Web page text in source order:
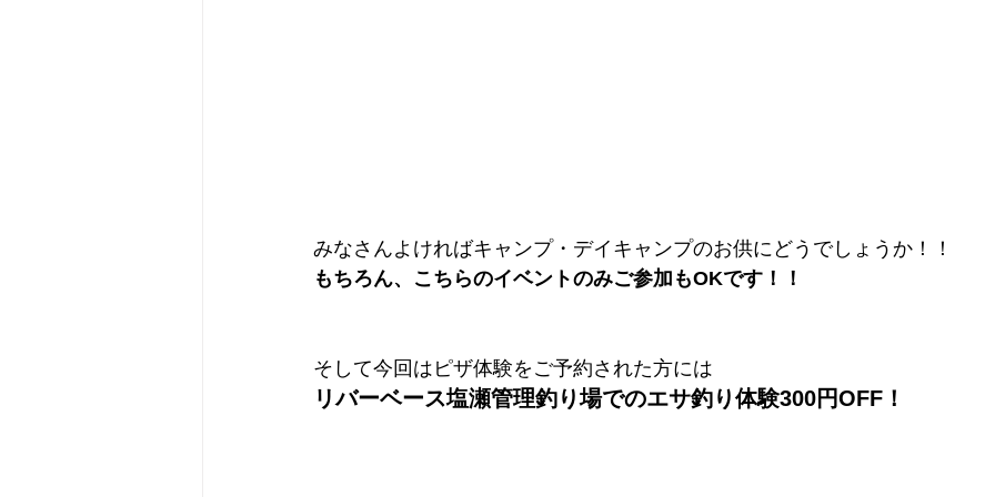
みなさんよければキャンプ・デイキャンプのお供にどうでしょうか！！
もちろん、こちらのイベントのみご参加もOKです！！
そして今回はピザ体験をご予約された方には
リバーベース塩瀬管理釣り場でのエサ釣り体験300円OFF！